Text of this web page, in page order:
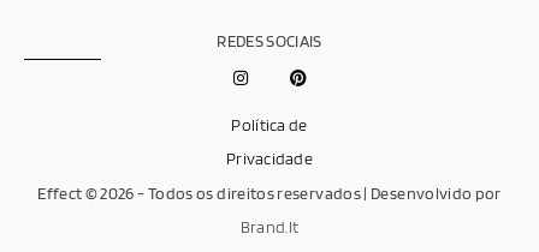
Effect © 2026 - Todos os direitos reservados | Desenvolvido por
Brand.It
Política de
Privacidade
REDES SOCIAIS